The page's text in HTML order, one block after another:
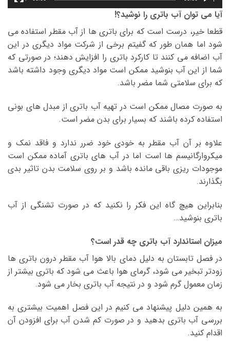
آیا می توان آب باتری را نوشید؟!
قطعا خیر، درست است که برای باتری ها از آب مقطر استفاده می
شود اما همان طور که گفیتم برخی از شرکت مواد دیگری در این
آب اضافه می کنند تا کارکرد باتری را افزایش دهند؛ در صورتی که
شما از این آب بنوشید ممکن است مواد دیگری وجود داشته باشد
که برای سلامتی شما مضر باشد.
به صورت مصال ممکن است در تهیه آب باتری از مبدل های بونی
استفاده کرده باشند که بسیار برای بدن مضر است.
علاوه بر آن آب مقطر به خودی خود ضرر ندارد و فاقد نمک و
میکروارگانیسم ها است اما در آب های باتری آماده ممکن است
موجودات ریزی باقی مانده باشد و بر روی سلامت بدن تاثیر بدی
بگذارند.
بنابراین هیچ گاه این فکر را نکنید که در صورت تشنگی از آب
باتری بنوشید…
میزان استاندارد آب باتری چه قدر است؟
در فصل تابستان به دلیل دمای بالا هوا آب مقطر درون باتری ها
زودتر تبخیر می شود، گرمای هوا باعث می شود که باتری بیشتر از
زمان معمول گرم شود و در نتیجه آب باتری بخار می شود.
به همین دلیل پیشنهاد می کنیم در این فصل اهمیت بیشتری به
بررسی آب باتری بدهید و در صورت کم شدن آب برای افزودن آن
اقدام کنید.